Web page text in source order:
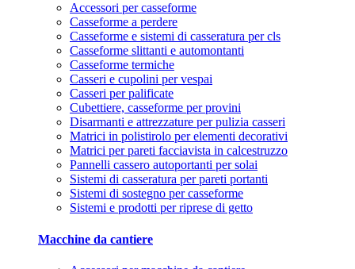
Accessori per casseforme
Casseforme a perdere
Casseforme e sistemi di casseratura per cls
Casseforme slittanti e automontanti
Casseforme termiche
Casseri e cupolini per vespai
Casseri per palificate
Cubettiere, casseforme per provini
Disarmanti e attrezzature per pulizia casseri
Matrici in polistirolo per elementi decorativi
Matrici per pareti facciavista in calcestruzzo
Pannelli cassero autoportanti per solai
Sistemi di casseratura per pareti portanti
Sistemi di sostegno per casseforme
Sistemi e prodotti per riprese di getto
Macchine da cantiere